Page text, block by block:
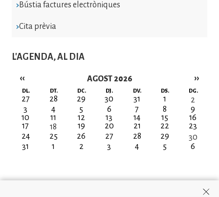
Bústia factures electròniques
Cita prèvia
L'AGENDA, AL DIA
AGOST 2026
Paginació
‹‹ ››
DL. DT. DC. DJ. DV. DS. DG.
27 28 29 30 31 1
2
3
4 5 6 7 8
9
10
11 12 13 14 15
16
17
18 19 20 21 22
23
24
25 26 27 28 29
30
31
1 2 3 4 5 6